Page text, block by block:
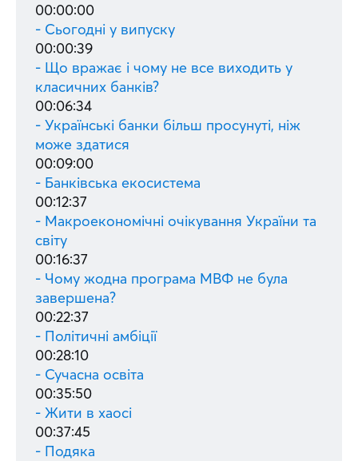
00:00:00
- Сьогодні у випуску
00:00:39
- Що вражає і чому не все виходить у
класичних банків?
00:06:34
- Українські банки більш просунуті, ніж
може здатися
00:09:00
- Банківська екосистема
00:12:37
- Макроекономічні очікування України та
світу
00:16:37
- Чому жодна програма МВФ не була
завершена?
00:22:37
- Політичні амбіції
00:28:10
- Сучасна освіта
00:35:50
- Жити в хаосі
00:37:45
- Подяка